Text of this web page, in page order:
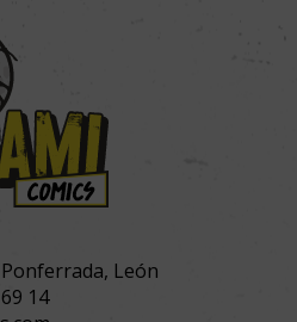
Ponferrada, León
14